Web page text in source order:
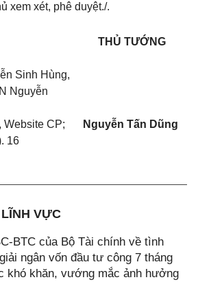
xem xét, phê duyệt./.
Sinh Hùng,
Nguyễn
CP;
16
THỦ TƯỚNG
Nguyễn Tấn Dũng
VỰC
BTC của Bộ Tài chính về tình
ngân vốn đầu tư công 7 tháng
khó khăn, vướng mắc ảnh hưởng